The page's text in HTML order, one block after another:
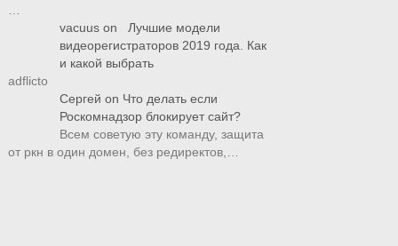
vacuus on
Лучшие модели
видеорегистраторов 2019 года. Как
и какой выбрать
adflicto
Сергей on Что делать если
Роскомнадзор блокирует сайт?
Всем советую эту команду, защита
от ркн в один домен, без редиректов,…